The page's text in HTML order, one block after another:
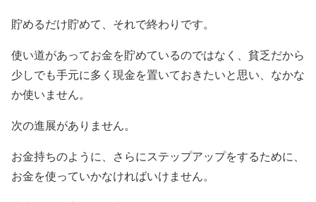
貯めるだけ貯めて、それで終わりです。
使い道があってお金を貯めているのではなく、貧乏だから
少しでも手元に多く現金を置いておきたいと思い、なかな
か使いません。
次の進展がありません。
お金持ちのように、さらにステップアップをするために、
お金を使っていかなければいけません。